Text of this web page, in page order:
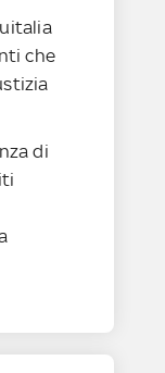
che
di